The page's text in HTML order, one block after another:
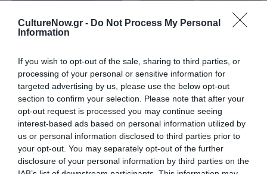
CultureNow.gr - Do Not Process My Personal
Information
If you wish to opt-out of the sale, sharing to third parties, or
processing of your personal or sensitive information for
targeted advertising by us, please use the below opt-out
section to confirm your selection. Please note that after your
opt-out request is processed you may continue seeing
interest-based ads based on personal information utilized by
us or personal information disclosed to third parties prior to
your opt-out. You may separately opt-out of the further
disclosure of your personal information by third parties on the
ΤΕΧΝΕΣ / REVIEWS
Ai Weiwei at
Cycladic: Η "Σκιά"
ανάμεσα στην
Ελλάδα και την
Ευρώπη
Ανθρώπινα ίχνη
& μορφές στο
Μουσείο
Μπενάκη